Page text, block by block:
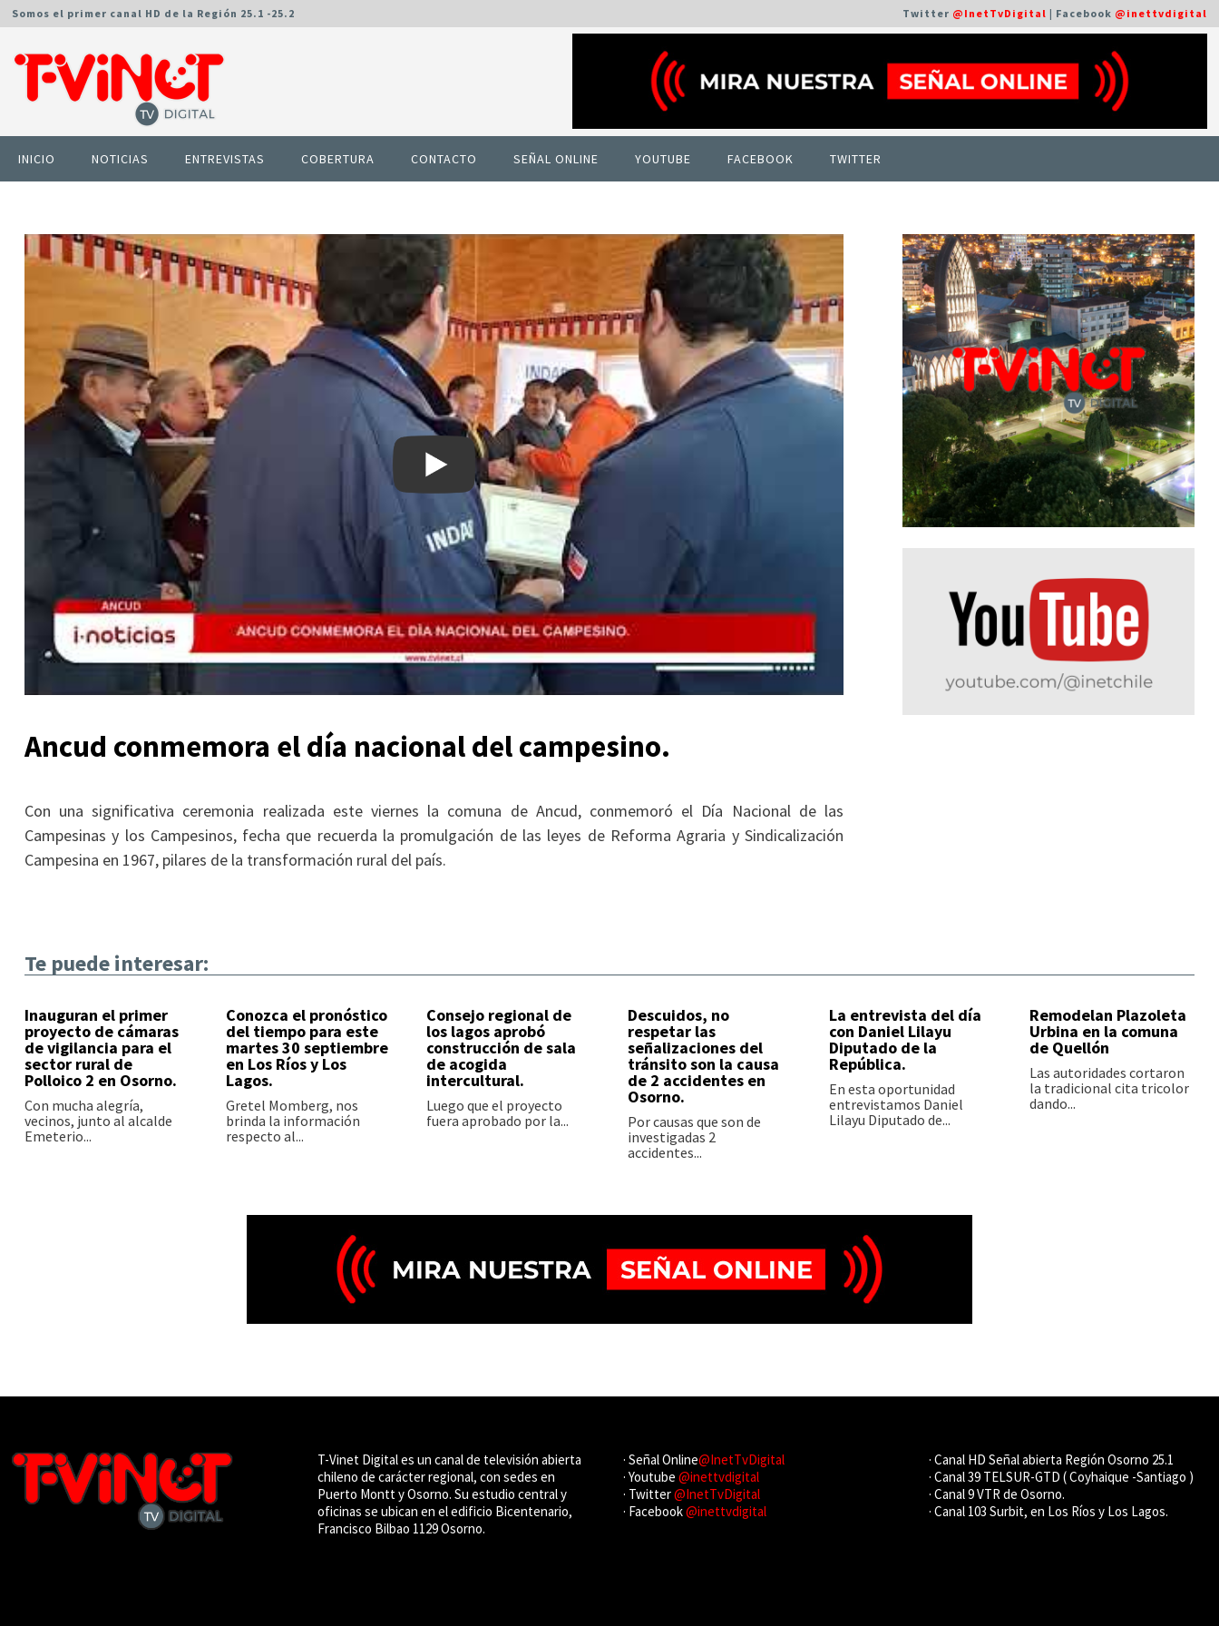
Somos el primer canal HD de la Región 25.1 -25.2 Twitter @InetTvDigital | Facebook @inettvdigital
INICIO NOTICIAS ENTREVISTAS COBERTURA CONTACTO SEÑAL ONLINE YOUTUBE FACEBOOK TWITTER
Ancud conmemora el día nacional del campesino.
Con una significativa ceremonia realizada este viernes la comuna de Ancud, conmemoró el Día Nacional de las
Campesinas y los Campesinos, fecha que recuerda la promulgación de las leyes de Reforma Agraria y Sindicalización
Campesina en 1967, pilares de la transformación rural del país.
Te puede interesar:
Inauguran el primer
proyecto de cámaras
de vigilancia para el
sector rural de
Polloico 2 en Osorno.
Con mucha alegría,
vecinos, junto al alcalde
Emeterio...
Conozca el pronóstico
del tiempo para este
martes 30 septiembre
en Los Ríos y Los
Lagos.
Gretel Momberg, nos
brinda la información
respecto al...
Consejo regional de
los lagos aprobó
construcción de sala
de acogida
intercultural.
Luego que el proyecto
fuera aprobado por la...
Descuidos, no
respetar las
señalizaciones del
tránsito son la causa
de 2 accidentes en
Osorno.
Por causas que son de
investigadas 2
accidentes...
La entrevista del día
con Daniel Lilayu
Diputado de la
República.
En esta oportunidad
entrevistamos Daniel
Lilayu Diputado de...
Remodelan Plazoleta
Urbina en la comuna
de Quellón
Las autoridades cortaron
la tradicional cita tricolor
dando...
T-Vinet Digital es un canal de televisión abierta
chileno de carácter regional, con sedes en
Puerto Montt y Osorno. Su estudio central y
oficinas se ubican en el edificio Bicentenario,
Francisco Bilbao 1129 Osorno.
· Señal Online@InetTvDigital
· Youtube @inettvdigital
· Twitter@InetTvDigital
· Facebook@inettvdigital
· Canal HD Señal abierta Región Osorno 25.1
· Canal 39 TELSUR-GTD ( Coyhaique -Santiago )
· Canal 9 VTR de Osorno.
· Canal 103 Surbit, en Los Ríos y Los Lagos.